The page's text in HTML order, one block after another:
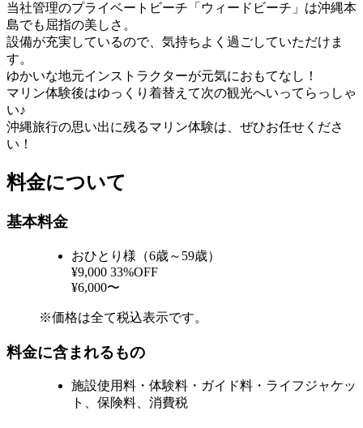
当社管理のプライベートビーチ「ウィードビーチ」は沖縄本
島でも屈指の美しさ。
設備が充実しているので、気持ちよく過ごしていただけま
す。
ゆかいな地元インストラクターが元気におもてなし！
マリン体験後はゆっくり着替えて次の観光へいってらっしゃ
い♪
沖縄旅行の思い出に残るマリン体験は、ぜひお任せくださ
い！
料金について
基本料金
おひとり様（6歳～59歳）
¥9,000 33%OFF
¥6,000〜
※価格は全て税込表示です。
料金に含まれるもの
施設使用料・体験料・ガイド料・ライフジャケッ
ト、保険料、消費税